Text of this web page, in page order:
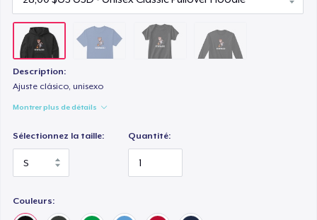
Description:
Ajuste clásico, unisexo
Montrer plus de détails
Sélectionnez la taille: Quantité:
Couleurs: